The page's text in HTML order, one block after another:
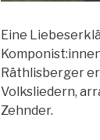
Eine
Räthlisberger
Volksliedern,
Zehnder.